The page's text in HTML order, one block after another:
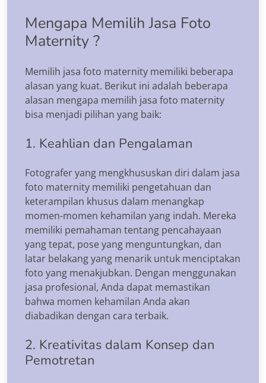
Mengapa Memilih Jasa Foto
Maternity ?
Memilih jasa foto maternity memiliki beberapa
alasan yang kuat. Berikut ini adalah beberapa
alasan mengapa memilih jasa foto maternity
bisa menjadi pilihan yang baik:
1. Keahlian dan Pengalaman
Fotografer yang mengkhususkan diri dalam jasa
foto maternity memiliki pengetahuan dan
keterampilan khusus dalam menangkap
momen-momen kehamilan yang indah. Mereka
memiliki pemahaman tentang pencahayaan
yang tepat, pose yang menguntungkan, dan
latar belakang yang menarik untuk menciptakan
foto yang menakjubkan. Dengan menggunakan
jasa profesional, Anda dapat memastikan
bahwa momen kehamilan Anda akan
diabadikan dengan cara terbaik.
2. Kreativitas dalam Konsep dan
Pemotretan